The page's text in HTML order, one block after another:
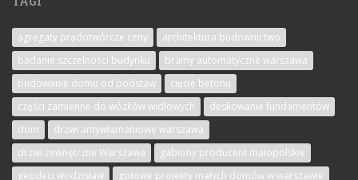
agregaty prądotwórcze ceny
architektura budownictwo
badanie szczelności budynku
bramy automatyczne warszawa
budowanie domu od podstaw
cięcie betonu
części zamienne do wózków widłowych
deskowanie fundamentów
dom
drzwi antywłamaniowe warszawa
drzwi zewnętrzne Warszawa
gabiony producent małopolskie
geodeci wodzisław
gotowe projekty małych domów w warszawie